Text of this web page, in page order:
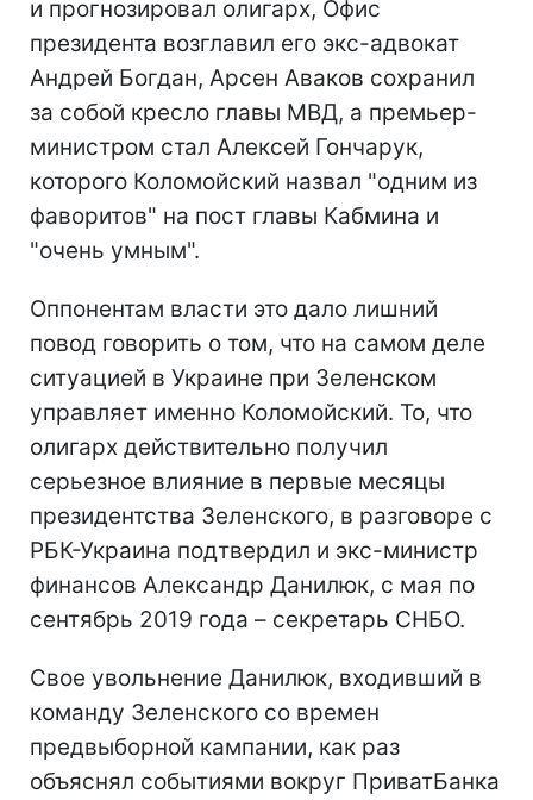
и прогнозировал олигарх, Офис
президента возглавил его экс-адвокат
Андрей Богдан, Арсен Аваков сохранил
за собой кресло главы МВД, а премьер-
министром стал Алексей Гончарук,
которого Коломойский назвал "одним из
фаворитов" на пост главы Кабмина и
"очень умным".
Оппонентам власти это дало лишний
повод говорить о том, что на самом деле
ситуацией в Украине при Зеленском
управляет именно Коломойский. То, что
олигарх действительно получил
серьезное влияние в первые месяцы
президентства Зеленского, в разговоре с
РБК-Украина подтвердил и экс-министр
финансов Александр Данилюк, с мая по
сентябрь 2019 года – секретарь СНБО.
Свое увольнение Данилюк, входивший в
команду Зеленского со времен
предвыборной кампании, как раз
объяснял событиями вокруг ПриватБанка